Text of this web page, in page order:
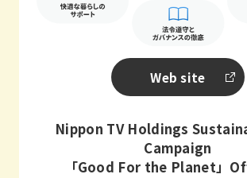
Web site
Nippon TV Holdings
Campaign
「Good For the Planet」